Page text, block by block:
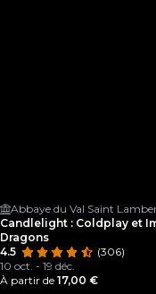
Abbaye du Val Saint
Candlelight : Coldplay et
Dragons
4.5
(306)
10 oct. - 19 déc.
À partir de 17,00 €